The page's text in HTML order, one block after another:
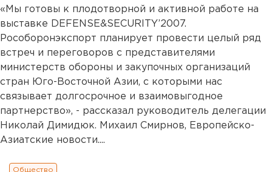
«Мы готовы к плодотворной и активной работе на
выставке DEFENSE&SECURITY’2007.
Рособоронэкспорт планирует провести целый ряд
встреч и переговоров с представителями
министерств обороны и закупочных организаций
стран Юго-Восточной Азии, с которыми нас
связывает долгосрочное и взаимовыгодное
партнерство», - рассказал руководитель делегации
Николай Димидюк. Михаил Смирнов, Европейско-
Азиатские новости....
Общество